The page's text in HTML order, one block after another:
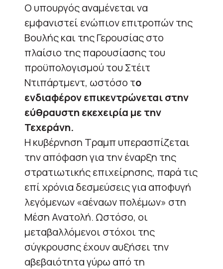
Ο υπουργός αναμένεται να
εμφανιστεί ενώπιον επιτροπών της
Βουλής και της Γερουσίας στο
πλαίσιο της παρουσίασης του
προϋπολογισμού του Στέιτ
Ντιπάρτμεντ, ωστόσο το
ενδιαφέρον επικεντρώνεται στην
εύθραυστη εκεχειρία με την
Τεχεράνη.
Η κυβέρνηση Τραμπ υπερασπίζεται
την απόφαση για την έναρξη της
στρατιωτικής επιχείρησης, παρά τις
επί χρόνια δεσμεύσεις για αποφυγή
λεγόμενων «αέναων πολέμων» στη
Μέση Ανατολή. Ωστόσο, οι
μεταβαλλόμενοι στόχοι της
σύγκρουσης έχουν αυξήσει την
αβεβαιότητα γύρω από τη